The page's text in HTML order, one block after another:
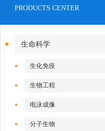
PRODUCTS CENTER
生命科学
生化免疫
生物工程
电泳成像
分子生物